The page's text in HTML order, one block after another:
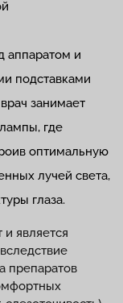
аппаратом и
подставками
занимает
где
оптимальную
лучей света,
глаза.
является
препаратов